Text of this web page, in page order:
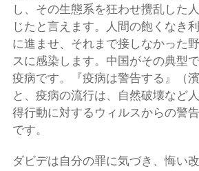
し、その生態系を狂わせ攪乱した
じたと言えます。人間の飽くなき
に進ませ、それまで接しなかった
スに感染します。中国がその典型
疫病です。『疫病は警告する』（
と、疫病の流行は、自然破壊など
得行動に対するウィルスからの警
です。
ダビデは自分の罪に気づき、悔い